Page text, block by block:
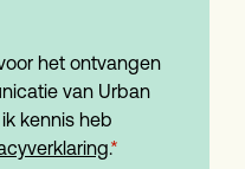
het ontvangen
van Urban
kennis heb
*